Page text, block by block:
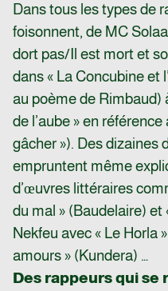
Dans tous les types de
foisonnent, de MC
dort pas/Il est mort et
dans « La Concubine et
au poème de Rimbaud)
de l’aube » en
gâcher »). Des dizaines
empruntent même
d’œuvres littéraires
du mal » (Baudelaire) et
Nekfeu avec « Le Horla
amours » (Kundera) …
Des rappeurs qui